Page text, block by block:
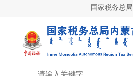
国家税务总局